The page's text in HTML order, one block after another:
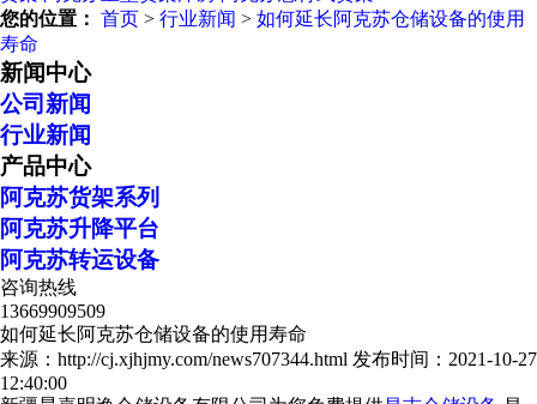
您的位置： 首页 > 行业新闻 > 如何延长阿克苏仓储设备的使用
寿命
新闻中心
公司新闻
行业新闻
产品中心
阿克苏货架系列
阿克苏升降平台
阿克苏转运设备
咨询热线
13669909509
如何延长阿克苏仓储设备的使用寿命
来源：http://cj.xjhjmy.com/news707344.html 发布时间：2021-10-27
12:40:00